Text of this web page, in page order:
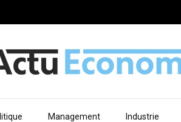
Management Industrie